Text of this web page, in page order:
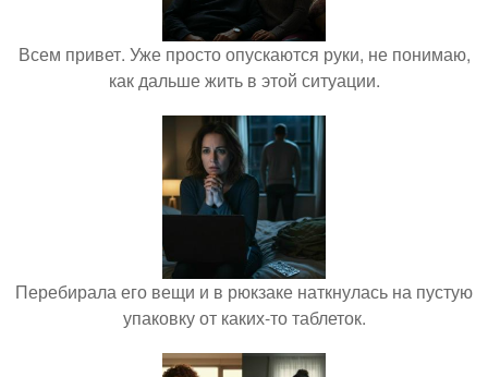
Всем привет. Уже просто опускаются руки, не понимаю,
как дальше жить в этой ситуации.
Перебирала его вещи и в рюкзаке наткнулась на пустую
упаковку от каких-то таблеток.